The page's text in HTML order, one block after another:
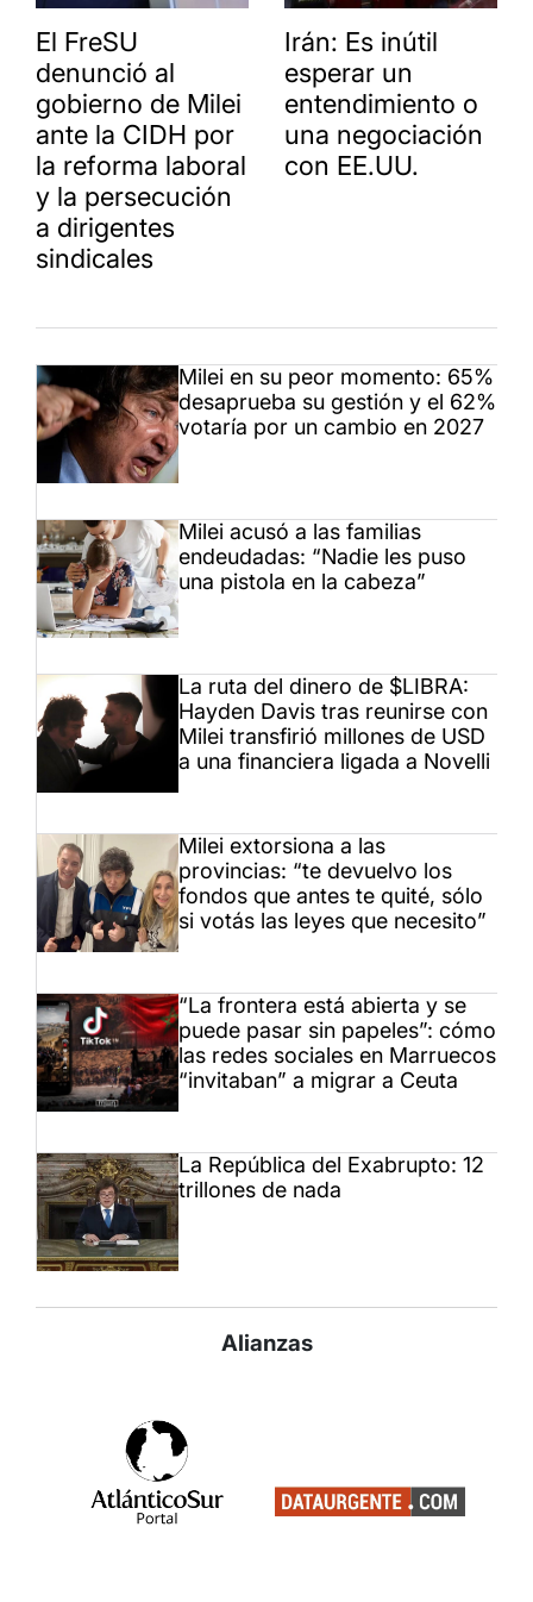
El FreSU
denunció al
gobierno de Milei
ante la CIDH por
la reforma laboral
y la persecución
a dirigentes
sindicales
Irán: Es inútil
esperar un
entendimiento o
una negociación
con EE.UU.
Milei en su peor momento: 65%
desaprueba su gestión y el 62%
votaría por un cambio en 2027
Milei acusó a las familias
endeudadas: “Nadie les puso
una pistola en la cabeza”
La ruta del dinero de $LIBRA:
Hayden Davis tras reunirse con
Milei transfirió millones de USD
a una financiera ligada a Novelli
Milei extorsiona a las
provincias: “te devuelvo los
fondos que antes te quité, sólo
si votás las leyes que necesito”
“La frontera está abierta y se
puede pasar sin papeles”: cómo
las redes sociales en Marruecos
“invitaban” a migrar a Ceuta
La República del Exabrupto: 12
trillones de nada
Alianzas